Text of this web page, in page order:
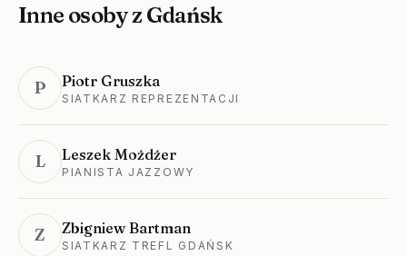
Inne osoby z Gdańsk
P Piotr Gruszka
SIATKARZ REPREZENTACJI
L Leszek Możdżer
PIANISTA JAZZOWY
Z Zbigniew Bartman
SIATKARZ TREFL GDAŃSK